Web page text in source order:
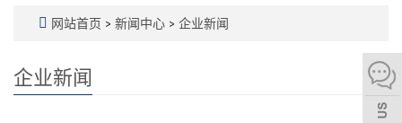
网站首页 > 新闻中心 > 企业新闻
企业新闻